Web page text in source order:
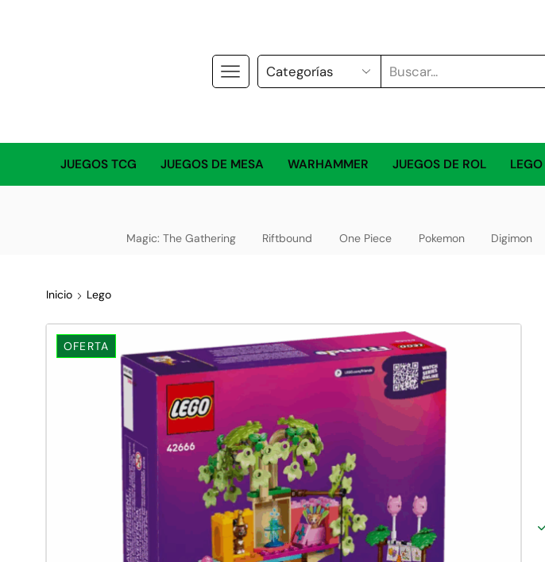
JUEGOS TCG JUEGOS DE MESA WARHAMMER JUEGOS DE ROL LEGO
Magic: The Gathering Riftbound One Piece Pokemon Digimon
Inicio Lego
OFERTA